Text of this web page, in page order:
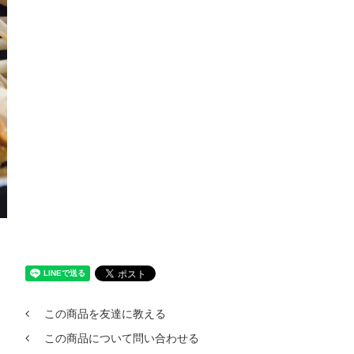
この商品を友達に教える
この商品について問い合わせる